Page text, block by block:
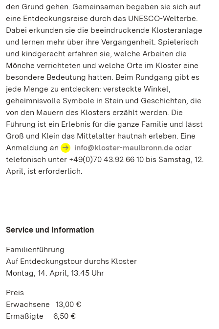
den Grund gehen. Gemeinsamen begeben sie sich auf
eine Entdeckungsreise durch das UNESCO-Welterbe.
Dabei erkunden sie die beeindruckende Klosteranlage
und lernen mehr über ihre Vergangenheit. Spielerisch
und kindgerecht erfahren sie, welche Arbeiten die
Mönche verrichteten und welche Orte im Kloster eine
besondere Bedeutung hatten. Beim Rundgang gibt es
jede Menge zu entdecken: versteckte Winkel,
geheimnisvolle Symbole in Stein und Geschichten, die
von den Mauern des Klosters erzählt werden. Die
Führung ist ein Erlebnis für die ganze Familie und lässt
Groß und Klein das Mittelalter hautnah erleben. Eine
Anmeldung an
info@kloster-maulbronn.de oder
telefonisch unter +49(0)70 43.92 66 10 bis Samstag, 12.
April, ist erforderlich.
Service und Information
Familienführung
Auf Entdeckungstour durchs Kloster
Montag, 14. April, 13.45 Uhr
Preis
Erwachsene 13,00 €
Ermäßigte 6,50 €